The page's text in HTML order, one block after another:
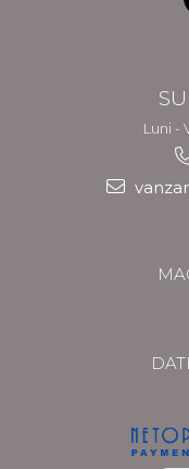
Luni -